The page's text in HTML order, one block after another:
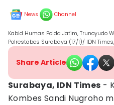
News Channel
Kabid Humas Polda Jatim, Trunoyudo
Polrestabes Surabaya (17/1)/ IDN
Share Article
Surabaya, IDN Times -
Kombes Sandi Nugroho